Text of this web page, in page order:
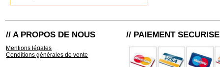
// A PROPOS DE NOUS
Mentions légales
Conditions générales de vente
// PAIEMENT SECURISE